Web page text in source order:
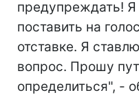
предупреждать! Я
поставить на
отставке. Я
вопрос. Прошу
определиться", -